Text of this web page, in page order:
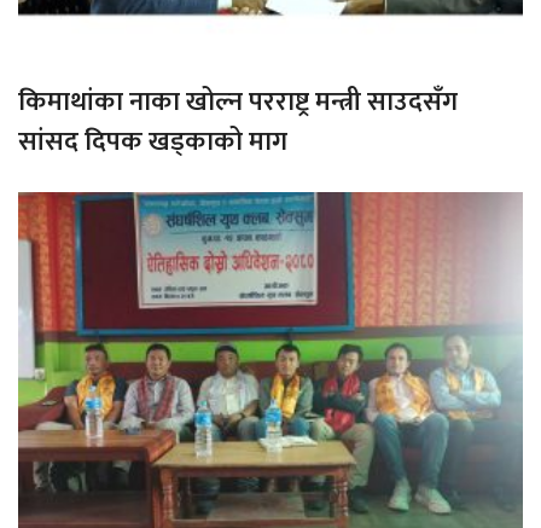
किमाथांका नाका खोल्न परराष्ट्र मन्त्री साउदसँग
सांसद दिपक खड्काको माग